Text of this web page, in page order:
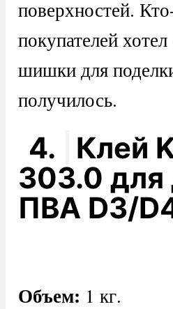
поверхностей.
покупателей хотел
шишки для
получилось.
4.
Клей
303.0 для
ПВА D3/
Объем: 1 кг.